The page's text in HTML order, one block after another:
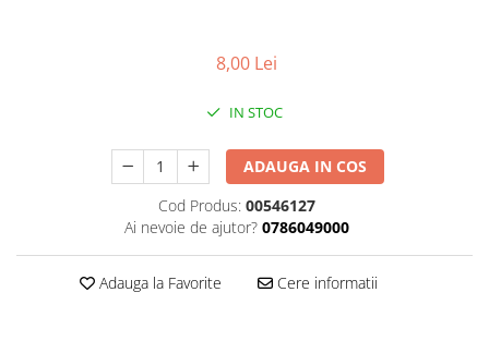
Burghie pentru beton cu prindere
Burghie pentru beton SDS+
Burghie pentru metal cu cobalt
Burghie pentru metal in trepte -
Burghie pentru sticla si ceramica
8,00 Lei
IN STOC
ADAUGA IN COS
Cod Produs: 00546127
Ai nevoie de ajutor? 0786049000
Adauga la Favorite Cere informatii